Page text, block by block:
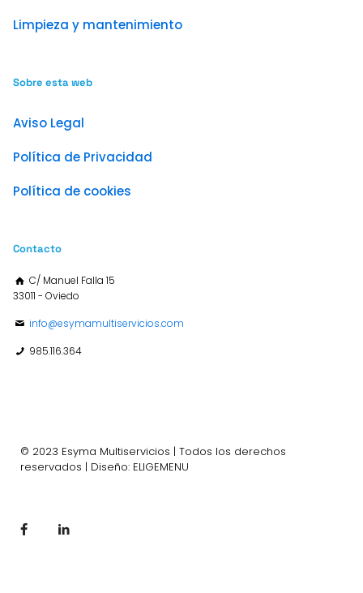
Limpieza y mantenimiento
Sobre esta web
Aviso Legal
Política de Privacidad
Política de cookies
Contacto
C/ Manuel Falla 15
33011 - Oviedo
info@esymamultiservicios.com
985.116.364
© 2023 Esyma Multiservicios | Todos los derechos
reservados | Diseño: ELIGEMENU